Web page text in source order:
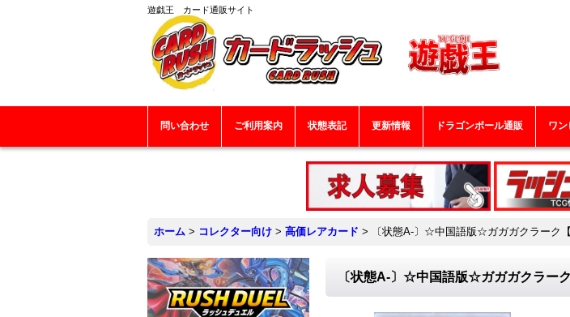
遊戯王 カード通販サイト
問い合わせ ご利用案内 状態表記 更新情報 ドラゴンボール通販 ワ
ホーム > コレクター向け > 高価レアカード > 〔状態A-〕☆中国語版☆ガガガクラーク
〔状態A-〕☆中国語版☆ガガガクラー